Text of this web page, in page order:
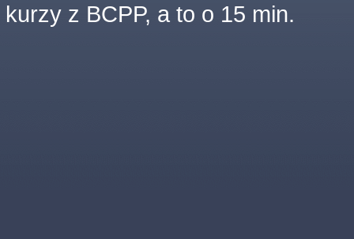
kurzy z BCPP, a to o 15 min.